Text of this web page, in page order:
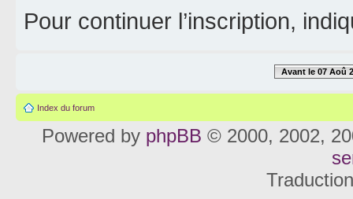
Pour continuer l’inscription,
Avant le 07 Aoû
Index du forum
Powered by phpBB © 2000, 2002,